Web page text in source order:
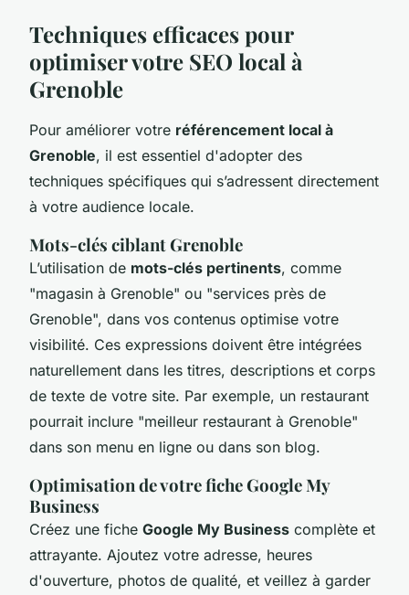
Techniques efficaces pour
optimiser votre SEO local à
Grenoble
Pour améliorer votre référencement local à
Grenoble, il est essentiel d'adopter des
techniques spécifiques qui s’adressent directement
à votre audience locale.
Mots-clés ciblant Grenoble
L’utilisation de mots-clés pertinents, comme
"magasin à Grenoble" ou "services près de
Grenoble", dans vos contenus optimise votre
visibilité. Ces expressions doivent être intégrées
naturellement dans les titres, descriptions et corps
de texte de votre site. Par exemple, un restaurant
pourrait inclure "meilleur restaurant à Grenoble"
dans son menu en ligne ou dans son blog.
Optimisation de votre fiche Google My
Business
Créez une fiche Google My Business complète et
attrayante. Ajoutez votre adresse, heures
d'ouverture, photos de qualité, et veillez à garder